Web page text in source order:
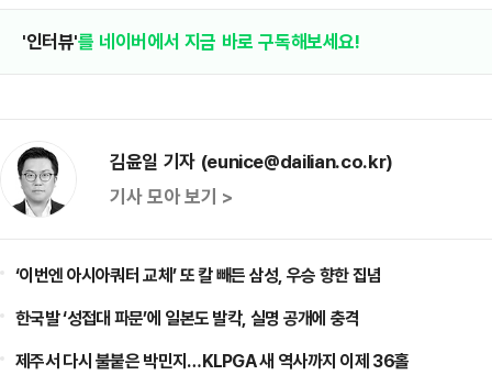
'인터뷰'를 네이버에서 지금 바로 구독해보세요!
김윤일 기자 (eunice@dailian.co.kr)
기사 모아 보기 >
‘이번엔 아시아쿼터 교체’ 또 칼 빼든 삼성, 우승 향한 집념
한국발 ‘성접대 파문’에 일본도 발칵, 실명 공개에 충격
제주서 다시 불붙은 박민지…KLPGA 새 역사까지 이제 36홀